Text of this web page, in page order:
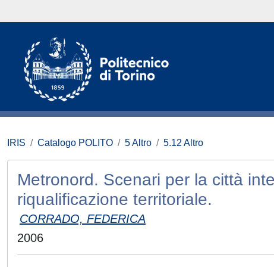
IRIS Catalogo POLITO 5 Altro 5.12 Altro
Metronord. Scenari per la città
riqualificazione territoriale.
CORRADO, FEDERICA
2006